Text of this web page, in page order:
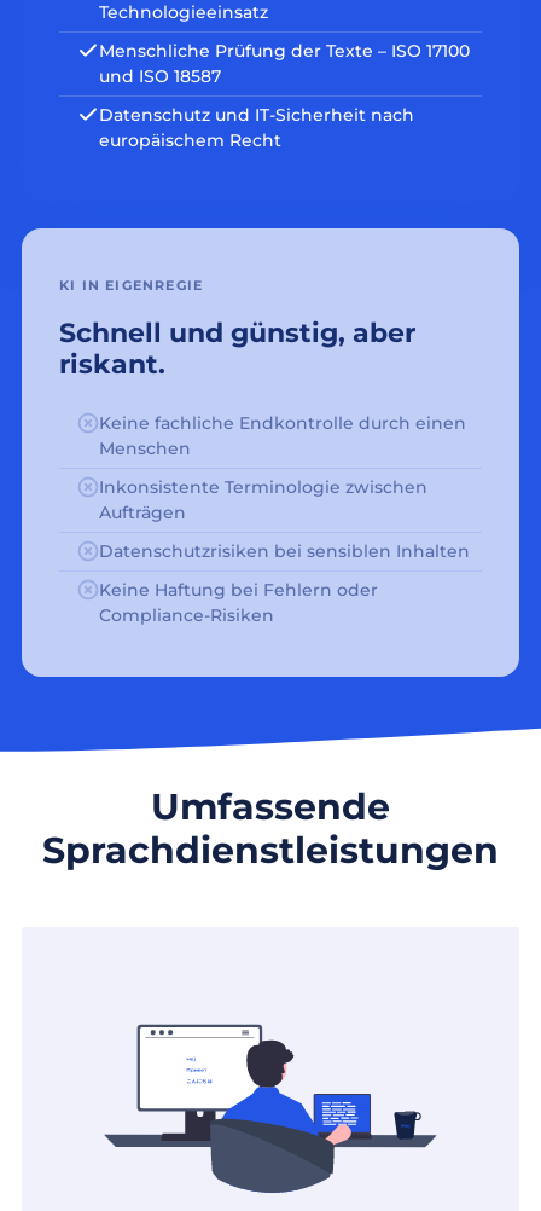
Technologieeinsatz
Menschliche Prüfung der Texte – ISO 17100
und ISO 18587
Datenschutz und IT-Sicherheit nach
europäischem Recht
KI IN EIGENREGIE
Schnell und günstig, aber
riskant.
Keine fachliche Endkontrolle durch einen
Menschen
Inkonsistente Terminologie zwischen
Aufträgen
Datenschutzrisiken bei sensiblen Inhalten
Keine Haftung bei Fehlern oder
Compliance-Risiken
Umfassende
Sprachdienstleistungen